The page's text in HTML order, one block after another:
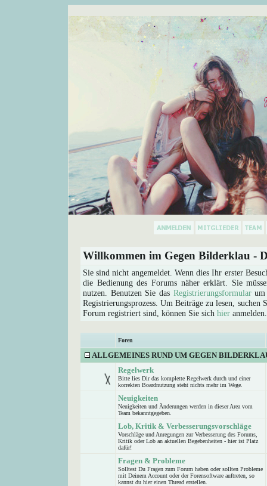
Willkommen im Gegen Bilderklau -
Sie sind nicht angemeldet. Wenn dies Ihr erster
die Bedienung des Forums näher erklärt. Sie
nutzen. Benutzen Sie das Registrierungsformularum
Registrierungsprozess. Um Beiträge zu lesen,
Forum registriert sind, können Sie sich hier anmelden.
Foren
ALLGEMEINES RUND UM GEGEN
Regelwerk
Bitte lies Dir das komplette Regelwerk durch und einer
korrekten Boardnutzung steht nichts mehr im Wege.
Neuigkeiten
Neuigkeiten und Änderungen werden in dieser Area vom
Team bekanntgegeben.
Lob, Kritik & Verbesserungsvorschläge
Vorschläge und Anregungen zur Verbesserung des Forums,
Kritik oder Lob an aktuellen Begebenheiten - hier ist Platz
dafür!
Fragen & Probleme
Solltest Du Fragen zum Forum haben oder sollten Probleme
mit Deinem Account oder der Forensoftware auftreten, so
kannst du hier einen Thread erstellen.